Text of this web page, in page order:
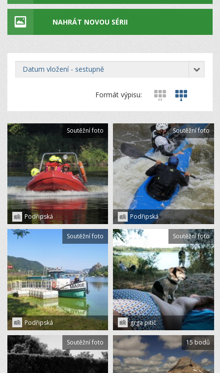
NAHRÁT NOVOU SÉRII
datum vložení - sestupně
Formát výpisu:
Podřipská
Soutěžní foto
Podřipská
Soutěžní foto
Podřipská
Soutěžní foto
grga pitič
Soutěžní foto
Soutěžní foto 15 bodů